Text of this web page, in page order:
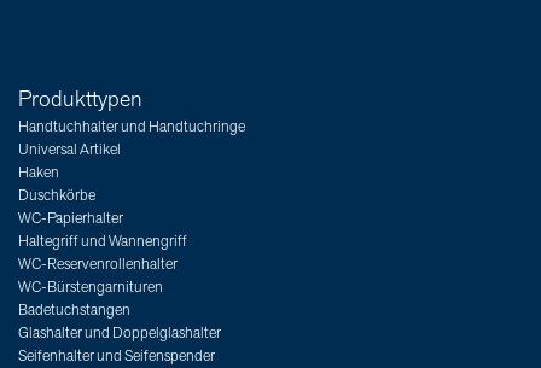
Produkttypen
Handtuchhalter und Handtuchringe
Universal Artikel
Haken
Duschkörbe
WC-Papierhalter
Haltegriff und Wannengriff
WC-Reservenrollenhalter
WC-Bürstengarnituren
Badetuchstangen
Glashalter und Doppelglashalter
Seifenhalter und Seifenspender